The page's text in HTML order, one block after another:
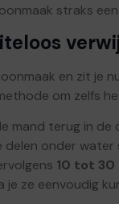
straks
en zit je
om zelfs
mand terug in
onder water
10 tot
ze eenvoudig